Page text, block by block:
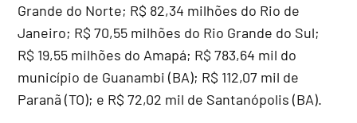
Grande do Norte; R$ 82,34 milhões do Rio de
Janeiro; R$ 70,55 milhões do Rio Grande do Sul;
R$ 19,55 milhões do Amapá; R$ 783,64 mil do
município de Guanambi (BA); R$ 112,07 mil de
Paranã (TO); e R$ 72,02 mil de Santanópolis (BA).